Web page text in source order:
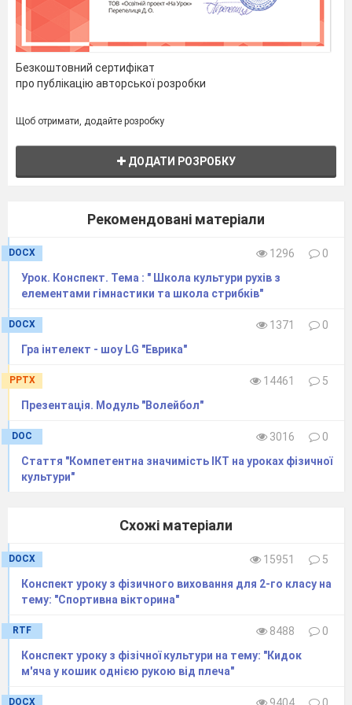
Історію виникнення баскетболу.
№
Зміст уроку
1.
Шикування в одну шеренгу,
привітання, повідомлення завдань
о
2. Інструктаж з техніки безпеки з м’ячем.
3
- повороти наліво, направо, кругом.
4. ЗРВ для формування правильної
плоскостопості.
а) в русі.
- на п`ятках;
- на зовнішній стороні ступні;
- на внутрішній стороні ступні.
5.
Різновиди бігу :
- з високим підніманням стегна;
- із закиданням гомілки назад;
- правим приставним кроком;
Безкоштовний сертифікат
про публікацію авторської розробки
Щоб отримати, додайте розробку
ДОДАТИ РОЗРОБКУ
Рекомендовані матеріали
DOCX 1296
0
Урок. Конспект. Тема : " Школа культури рухів з
елементами гімнастики та школа стрибків"
DOCX 1371
0
Гра інтелект - шоу LG "Еврика"
PPTX 14461
5
Презентація. Модуль "Волейбол"
DOC 3016
0
Стаття "Компетентна значимість ІКТ на уроках фізичної
культури"
Схожі матеріали
DOCX 15951
5
Конспект уроку з фізичного виховання для 2-го класу на
тему: "Спортивна вікторина"
RTF 8488
0
Конспект уроку з фізічної культури на тему: "Кидок
м'яча у кошик однiєю рукою вiд плеча"
DOCX